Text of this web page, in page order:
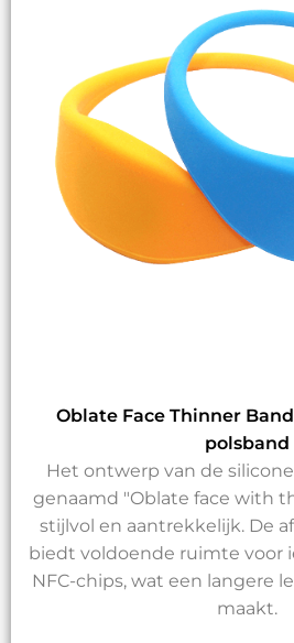
Oblate Face Thinner
polsband
Het ontwerp van de
genaamd "Oblate face with
stijlvol en aantrekkelijk. De
biedt voldoende ruimte voor
NFC-chips, wat een langere
maakt.